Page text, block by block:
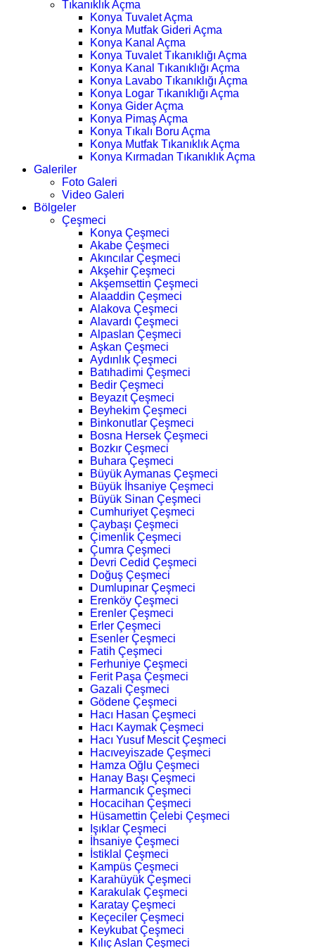
Tıkanıklık Açma
Konya Tuvalet Açma
Konya Mutfak Gideri Açma
Konya Kanal Açma
Konya Tuvalet Tıkanıklığı Açma
Konya Kanal Tıkanıklığı Açma
Konya Lavabo Tıkanıklığı Açma
Konya Logar Tıkanıklığı Açma
Konya Gider Açma
Konya Pimaş Açma
Konya Tıkalı Boru Açma
Konya Mutfak Tıkanıklık Açma
Konya Kırmadan Tıkanıklık Açma
Galeriler
Foto Galeri
Video Galeri
Bölgeler
Çeşmeci
Konya Çeşmeci
Akabe Çeşmeci
Akıncılar Çeşmeci
Akşehir Çeşmeci
Akşemsettin Çeşmeci
Alaaddin Çeşmeci
Alakova Çeşmeci
Alavardı Çeşmeci
Alpaslan Çeşmeci
Aşkan Çeşmeci
Aydınlık Çeşmeci
Batıhadimi Çeşmeci
Bedir Çeşmeci
Beyazıt Çeşmeci
Beyhekim Çeşmeci
Binkonutlar Çeşmeci
Bosna Hersek Çeşmeci
Bozkır Çeşmeci
Buhara Çeşmeci
Büyük Aymanas Çeşmeci
Büyük İhsaniye Çeşmeci
Büyük Sinan Çeşmeci
Cumhuriyet Çeşmeci
Çaybaşı Çeşmeci
Çimenlik Çeşmeci
Çumra Çeşmeci
Devri Cedid Çeşmeci
Doğuş Çeşmeci
Dumlupınar Çeşmeci
Erenköy Çeşmeci
Erenler Çeşmeci
Erler Çeşmeci
Esenler Çeşmeci
Fatih Çeşmeci
Ferhuniye Çeşmeci
Ferit Paşa Çeşmeci
Gazali Çeşmeci
Gödene Çeşmeci
Hacı Hasan Çeşmeci
Hacı Kaymak Çeşmeci
Hacı Yusuf Mescit Çeşmeci
Hacıveyiszade Çeşmeci
Hamza Oğlu Çeşmeci
Hanay Başı Çeşmeci
Harmancık Çeşmeci
Hocacihan Çeşmeci
Hüsamettin Çelebi Çeşmeci
Işıklar Çeşmeci
İhsaniye Çeşmeci
İstiklal Çeşmeci
Kampüs Çeşmeci
Karahüyük Çeşmeci
Karakulak Çeşmeci
Karatay Çeşmeci
Keçeciler Çeşmeci
Keykubat Çeşmeci
Kılıç Aslan Çeşmeci